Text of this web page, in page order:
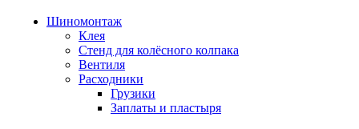
Шиномонтаж
Клея
Стенд для колёсного колпака
Вентиля
Расходники
Грузики
Заплаты и пластыря